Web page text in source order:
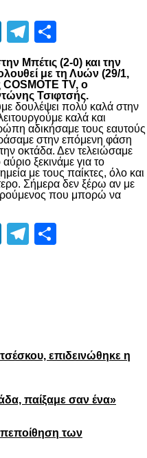
LinkedIn
Telegram
Μπέτις (2-0) και την
με τη Λυών (29/1,
TV, ο
Τσιφτσής.
δουλέψει πολύ καλά στην
καλά και
αδικήσαμε τους εαυτούς
στην επόμενη φάση
οκτάδα. Δεν τελειώσαμε
ξεκινάμε για το
με τους παίκτες, όλο και
Σήμερα δεν ξέρω αν με
που μπορώ να
LinkedIn
Telegram
επιδεινώθηκε η
παίξαμε σαν ένα»
των